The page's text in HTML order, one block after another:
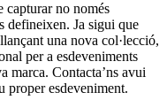
capturar no només
defineixen. Ja sigui que
una nova col·lecció,
per a esdeveniments
marca. Contacta’ns avui
proper esdeveniment.